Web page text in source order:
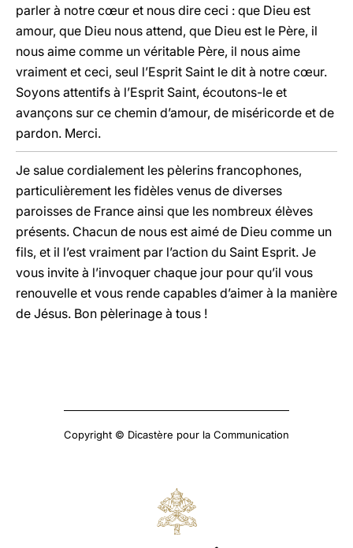
parler à notre cœur et nous dire ceci : que Dieu est
amour, que Dieu nous attend, que Dieu est le Père, il
nous aime comme un véritable Père, il nous aime
vraiment et ceci, seul l’Esprit Saint le dit à notre cœur.
Soyons attentifs à l’Esprit Saint, écoutons-le et
avançons sur ce chemin d’amour, de miséricorde et de
pardon. Merci.
Je salue cordialement les pèlerins francophones,
particulièrement les fidèles venus de diverses
paroisses de France ainsi que les nombreux élèves
présents. Chacun de nous est aimé de Dieu comme un
fils, et il l’est vraiment par l’action du Saint Esprit. Je
vous invite à l’invoquer chaque jour pour qu’il vous
renouvelle et vous rende capables d’aimer à la manière
de Jésus. Bon pèlerinage à tous !
Copyright © Dicastère pour la Communication